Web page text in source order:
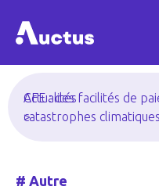
Actualités
>
CFE : des facilités de
catastrophes climatiques
# Autre